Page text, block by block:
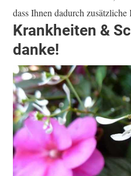
dass Ihnen dadurch zusätzliche
Krankheiten &
danke!